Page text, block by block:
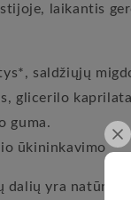
laikantis
saldžiųjų
glicerilo
guma.
ūkininkavimo
dalių yra